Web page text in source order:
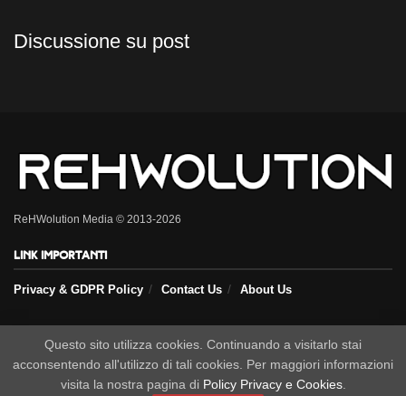
Discussione su post
ReHWolution Media © 2013-2026
Link importanti
Privacy & GDPR Policy Contact Us About Us
Seguici sui nostri social
Questo sito utilizza cookies. Continuando a visitarlo stai
acconsentendo all'utilizzo di tali cookies. Per maggiori informazioni
visita la nostra pagina di Policy Privacy e Cookies.